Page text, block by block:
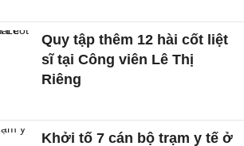
Quy tập thêm 12 hài cốt liệt
sĩ tại Công viên Lê Thị
Riêng
Khởi tố 7 cán bộ trạm y tế ở